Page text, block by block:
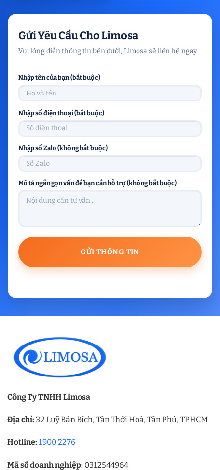
Gửi Yêu Cầu Cho Limosa
Vui lòng điền thông tin bên dưới, Limosa sẽ liên hệ ngay.
Nhập tên của bạn (bắt buộc)
Nhập số điện thoại (bắt buộc)
Nhập số Zalo (không bắt buộc)
Mô tả ngắn gọn vấn đề bạn cần hỗ trợ (không bắt buộc)
Công Ty TNHH Limosa
Địa chỉ: 32 Luỹ Bán Bích, Tân Thới Hoà, Tân Phú, TPHCM
Hotline: 1900 2276
Mã số doanh nghiệp: 0312544964